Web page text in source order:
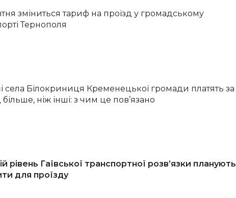
зміниться тариф на проїзд у громадському
Тернополя
cела Білокриниця Кременецької громади платять за
більше, ніж інші: з чим це пов’язано
рівень Гаївської транспортної розв’язки планують
для проїзду